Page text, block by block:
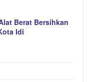
Berat Bersihkan
Idi